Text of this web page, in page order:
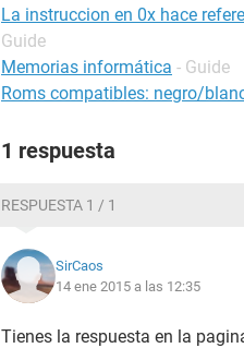
La instruccion en 0x hace
Guide
Memorias informática - Guide
Roms compatibles: negro/
1 respuesta
RESPUESTA 1 / 1
SirCaos
14 ene 2015 a las 12:35
Tienes la respuesta en la